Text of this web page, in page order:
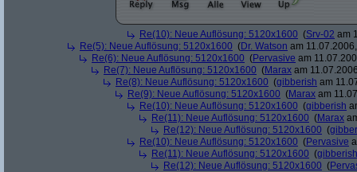
Re(10): Neue Auflösung: 5120x1600 (Srv-02 am
Re(5): Neue Auflösung: 5120x1600 (Dr. Watson am
Re(6): Neue Auflösung: 5120x1600 (Pervasive am
Re(7): Neue Auflösung: 5120x1600 (Marax am
Re(8): Neue Auflösung: 5120x1600 (gibberish am
Re(9): Neue Auflösung: 5120x1600 (Marax am
Re(10): Neue Auflösung: 5120x1600 (gibberish
Re(11): Neue Auflösung: 5120x1600 (Marax
Re(12): Neue Auflösung: 5120x1600 (
Re(10): Neue Auflösung: 5120x1600 (Pervasive
Re(11): Neue Auflösung: 5120x1600 (gibberish
Re(12): Neue Auflösung: 5120x1600 (